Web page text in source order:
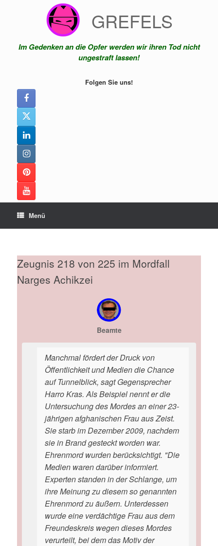
GREFELS
Im Gedenken an die Opfer werden wir ihren Tod nicht
ungestraft lassen!
Folgen Sie uns!
Menü
Zeugnis 218 von 225 im Mordfall
Narges Achikzei
Beamte
Manchmal fördert der Druck von
Öffentlichkeit und Medien die Chance
auf Tunnelblick, sagt Gegensprecher
Harro Kras. Als Beispiel nennt er die
Untersuchung des Mordes an einer 23-
jährigen afghanischen Frau aus Zeist.
Sie starb im Dezember 2009, nachdem
sie in Brand gesteckt worden war.
Ehrenmord wurden berücksichtigt. "Die
Medien waren darüber informiert.
Experten standen in der Schlange, um
ihre Meinung zu diesem so genannten
Ehrenmord zu äußern. Unterdessen
wurde eine verdächtige Frau aus dem
Freundeskreis wegen dieses Mordes
verurteilt, bei dem das Motiv der